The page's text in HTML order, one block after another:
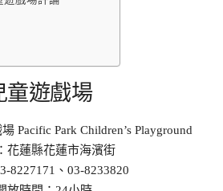
童遊戲場
Pacific Park Children’s Playground
花蓮縣花蓮市海濱街
8227171、03-8233820